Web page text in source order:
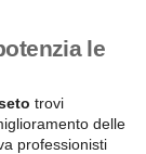
le
trovi
delle
professionisti